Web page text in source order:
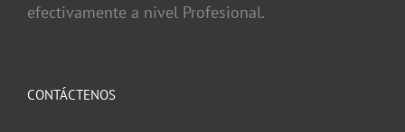
efectivamente a nivel Profesional.
CONTÁCTENOS